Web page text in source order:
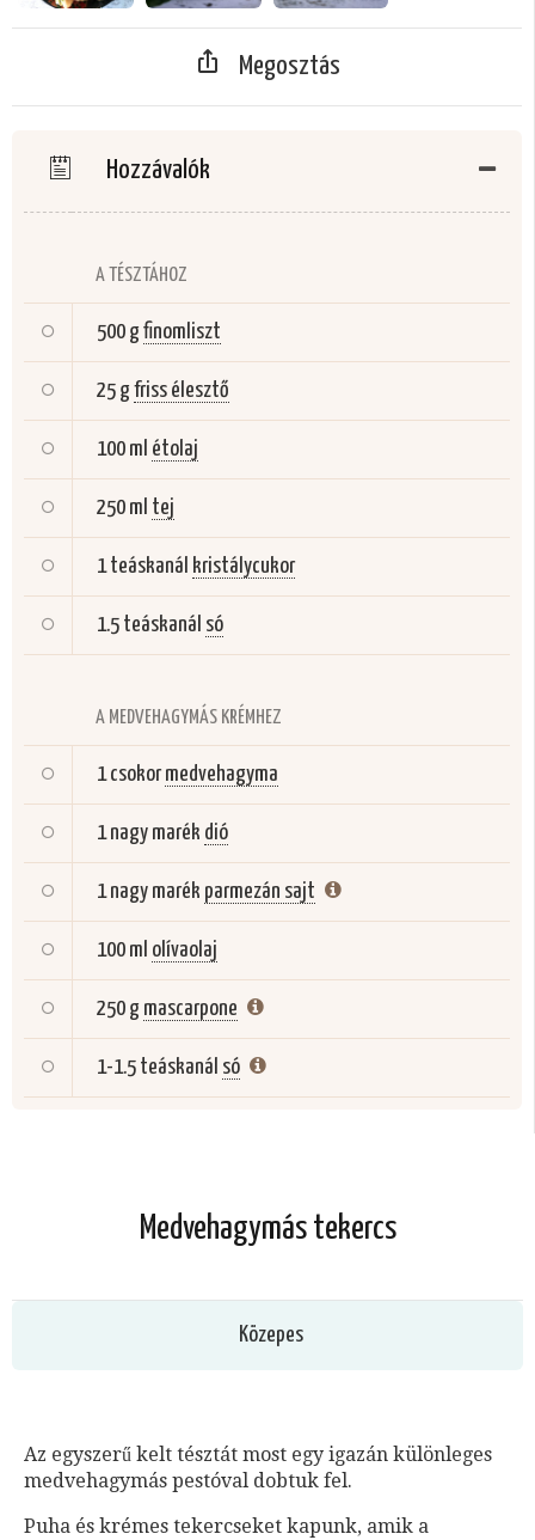
Megosztás
Hozzávalók
A TÉSZTÁHOZ
500 gfinomliszt
25 gfriss élesztő
100 ml étolaj
250 ml tej
1 teáskanál kristálycukor
1.5 teáskanál só
A MEDVEHAGYMÁS KRÉMHEZ
1 csokor medvehagyma
1 nagy marék dió
1 nagy marék parmezán sajt
100 ml olívaolaj
250 g mascarpone
1-1.5 teáskanál só
Medvehagymás tekercs
Közepes
Az egyszerű kelt tésztát most egy igazán különleges
medvehagymás pestóval dobtuk fel.
Puha és krémes tekercseket kapunk, amik a